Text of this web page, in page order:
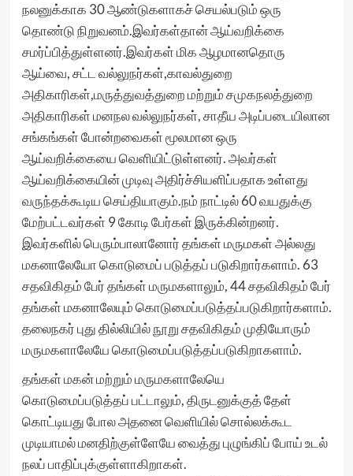
நலனுக்காக 30 ஆண்டுகளாகச் செயல்படும் ஒரு
தொண்டு நிறுவனம்.இவர்கள்தான் ஆய்வறிக்கை
சமர்ப்பித்துள்ளனர்.இவர்கள் மிக ஆழமானதொரு
ஆய்வை, சட்ட வல்லுநர்கள்,காவல்துறை
அதிகாரிகள்,மருத்துவத்துறை மற்றும் சமுகநலத்துறை
அதிகாரிகள் மனநல வல்லுநர்கள், சாதீய அடிப்படையிலான
சங்கங்கள் போன்றவைகள் மூலமான ஒரு
ஆய்வறிக்கையை வெளியிட்டுள்ளனர். அவர்கள்
ஆய்வறிக்கையின் முடிவு அதிர்ச்சியளிப்பதாக உள்ளது
வருந்தக்கூடிய செய்தியாகும்.நம் நாட்டில் 60 வயதுக்கு
மேற்பட்டவர்கள் 9 கோடி பேர்கள் இருக்கின்றனர்.
இவர்களில் பெரும்பாலானோர் தங்கள் மருமகள் அல்லது
மகனாலேயோ கொடுமைப் படுத்தப் படுகிறார்களாம். 63
சதவிகிதம் பேர் தங்கள் மருமகளாலும், 44 சதவிகிதம் பேர்
தங்கள் மகனாலேயும் கொடுமைப்படுத்தப்படுகிறார்களாம்.
தலைநகர் புது தில்லியில் நூறு சதவிகிதம் முதியோரும்
மருமகளாலேயே கொடுமைப்படுத்தப்படுகிறாகளாம்.
தங்கள் மகன் மற்றும் மருமகளாலேயெ
கொடுமைப்படுத்தப் பட்டாலும், திருடனுக்குத் தேள்
கொட்டியது போல அதனை வெளியில் சொல்லக்கூட
முடியாமல் மனதிற்குள்ளேயே வைத்து புழுங்கிப் போய் உடல்
நலப் பாதிப்புக்குள்ளாகிறாகள்.